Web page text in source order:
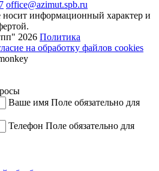
office@azimut.spb.ru
информационный характер и
2026 Политика
на обработку файлов cookies
Ваше имя Поле обязательно для
Телефон Поле обязательно для